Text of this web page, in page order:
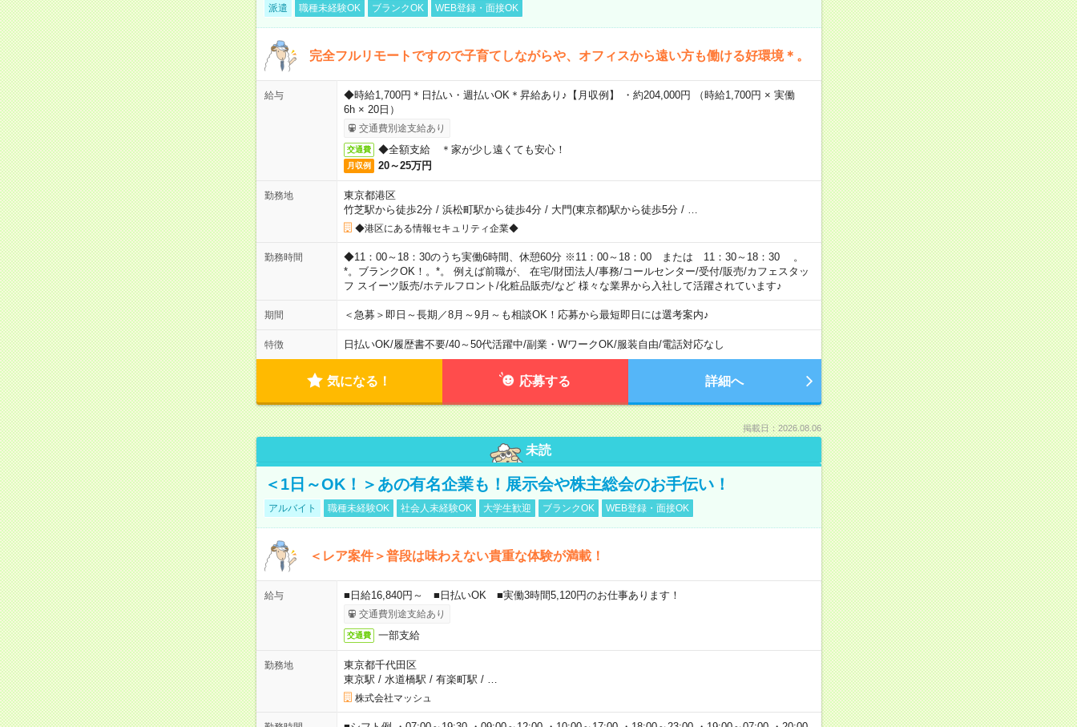
派遣 職種未経験OK ブランクOK WEB登録・面接OK
完全フルリモートですので子育てしながらや、オフィスから遠い方も働ける好環境＊。
給与
◆時給1,700円＊日払い・週払いOK＊昇給あり♪【月収例】 ・約204,000円 （時給1,700円 × 実働
6h × 20日）
交通費別途支給あり
交通費 ◆全額支給 ＊家が少し遠くても安心！
月収例 20～25万円
勤務地
東京都港区
竹芝駅から徒歩2分/ 浜松町駅から徒歩4分/ 大門(東京都)駅から徒歩5分/
◆港区にある情報セキュリティ企業◆
勤務時間
◆11：00～18：30のうち実働6時間、休憩60分 ※11：00～18：00 または 11：30～18：30 。
*。ブランクOK！。*。 例えば前職が、 在宅/財団法人/事務/コールセンター/受付/販売/カフェスタッ
フ スイーツ販売/ホテルフロント/化粧品販売/など 様々な業界から入社して活躍されています♪
期間 ＜急募＞即日～長期／8月～9月～も相談OK！応募から最短即日には選考案内♪
特徴 日払いOK/履歴書不要/40～50代活躍中/副業・WワークOK/服装自由/電話対応なし
気になる！ 応募する 詳細へ
掲載日：2026.08.06
未読
＜1日～OK！＞あの有名企業も！展示会や株主総会のお手伝い！
アルバイト 職種未経験OK 社会人未経験OK 大学生歓迎 ブランクOK WEB登録・面接OK
＜レア案件＞普段は味わえない貴重な体験が満載！
給与 ■日給16,840円～ ■日払いOK ■実働3時間5,120円のお仕事あります！
交通費別途支給あり
交通費 一部支給
勤務地
東京都千代田区
東京駅 / 水道橋駅 / 有楽町駅 /
株式会社マッシュ